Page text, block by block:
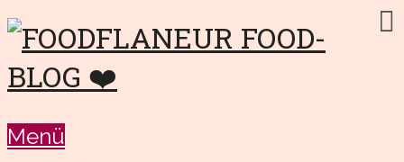
Menü